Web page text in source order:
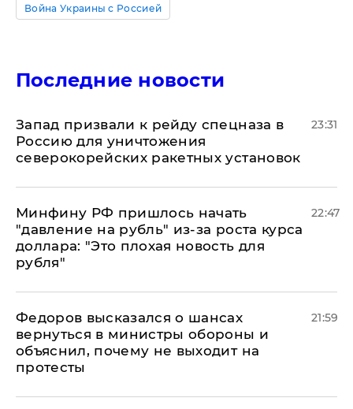
Война Украины с Россией
Последние новости
Запад призвали к рейду спецназа в
Россию для уничтожения
северокорейских ракетных установок
23:31
Минфину РФ пришлось начать
"давление на рубль" из-за роста курса
доллара: "Это плохая новость для
рубля"
22:47
Федоров высказался о шансах
вернуться в министры обороны и
объяснил, почему не выходит на
протесты
21:59